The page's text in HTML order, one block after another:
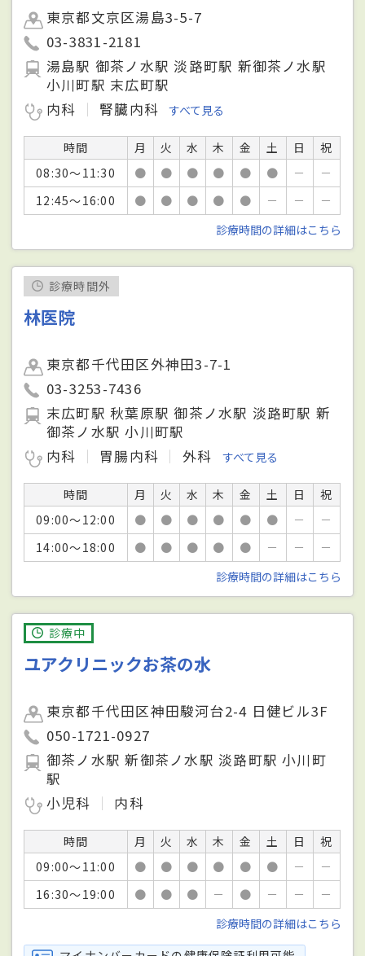
東京都文京区湯島3-5-7
03-3831-2181
湯島駅 御茶ノ水駅 淡路町駅 新御茶ノ水駅
小川町駅 末広町駅
内科
腎臓内科 すべて見る
時間 月 火 水 木 金 土 日
祝
08:30～11:30
● ● ● ● ● ● －
－
12:45～16:00
● ● ● ● ● － －
－
診療時間の詳細はこちら
診療時間外
林医院
東京都千代田区外神田3-7-1
03-3253-7436
末広町駅 秋葉原駅 御茶ノ水駅 淡路町駅 新
御茶ノ水駅 小川町駅
内科
胃腸内科 外科 すべて見る
時間 月 火 水 木 金 土 日
祝
09:00～12:00
● ● ● ● ● ● －
－
14:00～18:00
● ● ● ● ● － －
－
診療時間の詳細はこちら
診療中
ユアクリニックお茶の水
東京都千代田区神田駿河台2-4 日健ビル3F
050-1721-0927
御茶ノ水駅 新御茶ノ水駅 淡路町駅 小川町
駅
小児科
内科
時間 月 火 水 木 金 土 日
祝
09:00～11:00
● ● ● ● ● ● －
－
16:30～19:00
● ● ● － ● － －
－
診療時間の詳細はこちら